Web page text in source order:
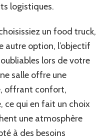
logistiques.
un food truck,
autre option, l’objectif
lors de votre
salle offre une
offrant confort,
ce qui en fait un choix
une atmosphère
à des besoins